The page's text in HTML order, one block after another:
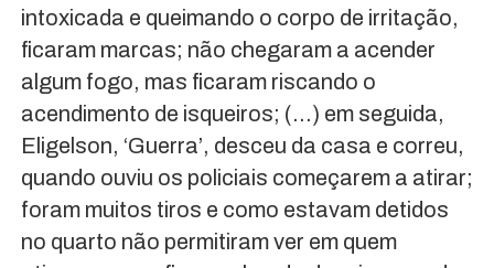
intoxicada e queimando o corpo de irritação,
ficaram marcas; não chegaram a acender
algum fogo, mas ficaram riscando o
acendimento de isqueiros; (…) em seguida,
Eligelson, ‘Guerra’, desceu da casa e correu,
quando ouviu os policiais começarem a atirar;
foram muitos tiros e como estavam detidos
no quarto não permitiram ver em quem